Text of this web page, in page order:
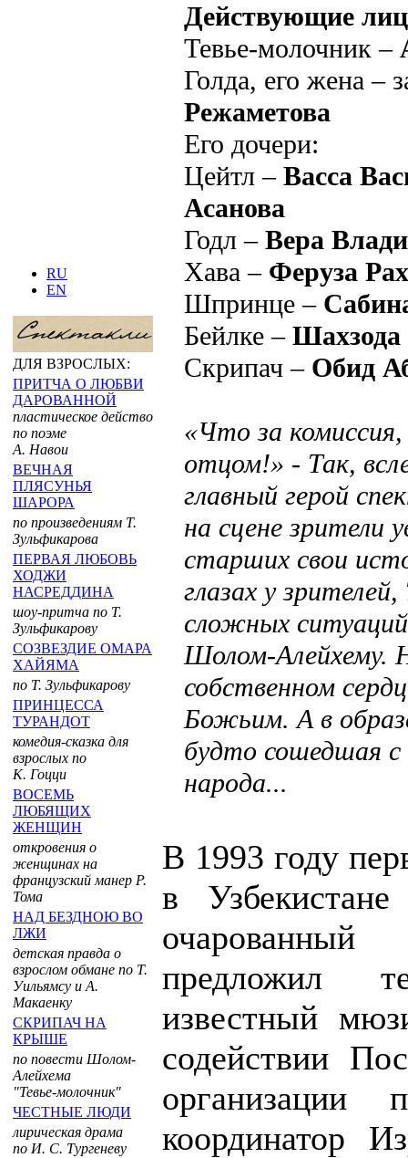
RU
EN
ДЛЯ ВЗРОСЛЫХ:
ПРИТЧА О ЛЮБВИ
ДАРОВАННОЙ
пластическое действо
по поэме
А. Навои
ВЕЧНАЯ
ПЛЯСУНЬЯ
ШАРОРА
по произведениям Т.
Зульфикарова
ПЕРВАЯ ЛЮБОВЬ
ХОДЖИ
НАСРЕДДИНА
шоу-притча по Т.
Зульфикарову
СОЗВЕЗДИЕ ОМАРА
ХАЙЯМА
по Т. Зульфикарову
ПРИНЦЕССА
ТУРАНДОТ
комедия-сказка для
взрослых по
К. Гоцци
ВОСЕМЬ
ЛЮБЯЩИХ
ЖЕНЩИН
откровения о
женщинах на
французский манер Р.
Тома
НАД БЕЗДНОЮ ВО
ЛЖИ
детская правда о
взрослом обмане по Т.
Уильямсу и А.
Макаенку
СКРИПАЧ НА
КРЫШЕ
по повести Шолом-
Алейхема
"Тевье-молочник"
ЧЕСТНЫЕ ЛЮДИ
лирическая драма
по И. С. Тургеневу
Действующие
Тевье-молочник –
Голда, его жена –
Режаметова
Его дочери:
Цейтл – Васса
Асанова
Годл – Вера
Хава – Феруза
Шпринце –
Бейлке – Шахзода
Скрипач – Обид
«Что за комиссия,
отцом!» - Так,
главный герой
на сцене зрители
старших свои
глазах у
сложных
Шолом-Алейхему.
собственном
Божьим. А в
будто сошедшая с
народа...
В 1993 году
в
предложил
известный
содействии
организации
координатор